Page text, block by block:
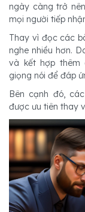
ngày càng trở
mọi người tiếp
Thay vì đọc các
nghe nhiều hơn.
và kết hợp thêm
giọng nói để đáp
Bên cạnh đó,
được ưu tiên thay